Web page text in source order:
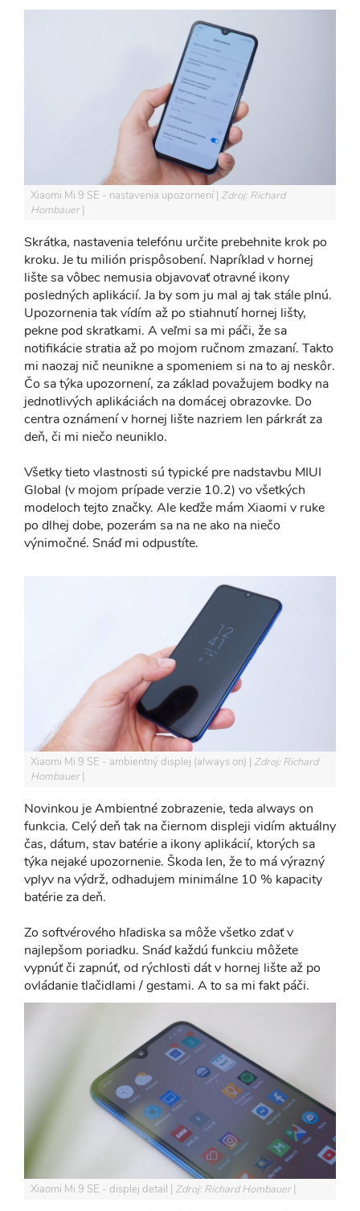
Xiaomi Mi 9 SE - nastavenia upozornení Zdroj: Richard
Hombauer
Skrátka, nastavenia telefónu určite prebehnite krok po
kroku. Je tu milión prispôsobení. Napríklad v hornej
lište sa vôbec nemusia objavovať otravné ikony
posledných aplikácií. Ja by som ju mal aj tak stále plnú.
Upozornenia tak vídím až po stiahnutí hornej lišty,
pekne pod skratkami. A veľmi sa mi páči, že sa
notifikácie stratia až po mojom ručnom zmazaní. Takto
mi naozaj nič neunikne a spomeniem si na to aj neskôr.
Čo sa týka upozornení, za základ považujem bodky na
jednotlivých aplikáciách na domácej obrazovke. Do
centra oznámení v hornej lište nazriem len párkrát za
deň, či mi niečo neuniklo.
Všetky tieto vlastnosti sú typické pre nadstavbu MIUI
Global (v mojom prípade verzie 10.2) vo všetkých
modeloch tejto značky. Ale keďže mám Xiaomi v ruke
po dlhej dobe, pozerám sa na ne ako na niečo
výnimočné. Snáď mi odpustíte.
Xiaomi Mi 9 SE - ambientný displej (always on)
Zdroj: Richard
Hombauer
Novinkou je Ambientné zobrazenie, teda always on
funkcia. Celý deň tak na čiernom displeji vidím aktuálny
čas, dátum, stav batérie a ikony aplikácií, ktorých sa
týka nejaké upozornenie. Škoda len, že to má výrazný
vplyv na výdrž, odhadujem minimálne 10 % kapacity
batérie za deň.
Zo softvérového hľadiska sa môže všetko zdať v
najlepšom poriadku. Snáď každú funkciu môžete
vypnúť či zapnúť, od rýchlosti dát v hornej lište až po
ovládanie tlačidlami / gestami. A to sa mi fakt páči.
Xiaomi Mi 9 SE - displej detail Zdroj: Richard Hombauer